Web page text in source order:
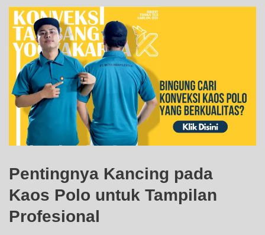
Pentingnya Kancing pada
Kaos Polo untuk Tampilan
Profesional